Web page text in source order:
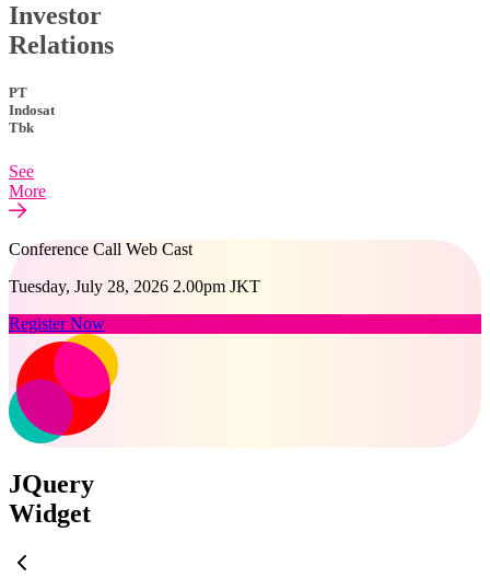
Investor
Relations
PT
Indosat
Tbk
See
More
Conference Call Web Cast
Tuesday, July 28, 2026 2.00pm JKT
Register Now
JQuery
Widget